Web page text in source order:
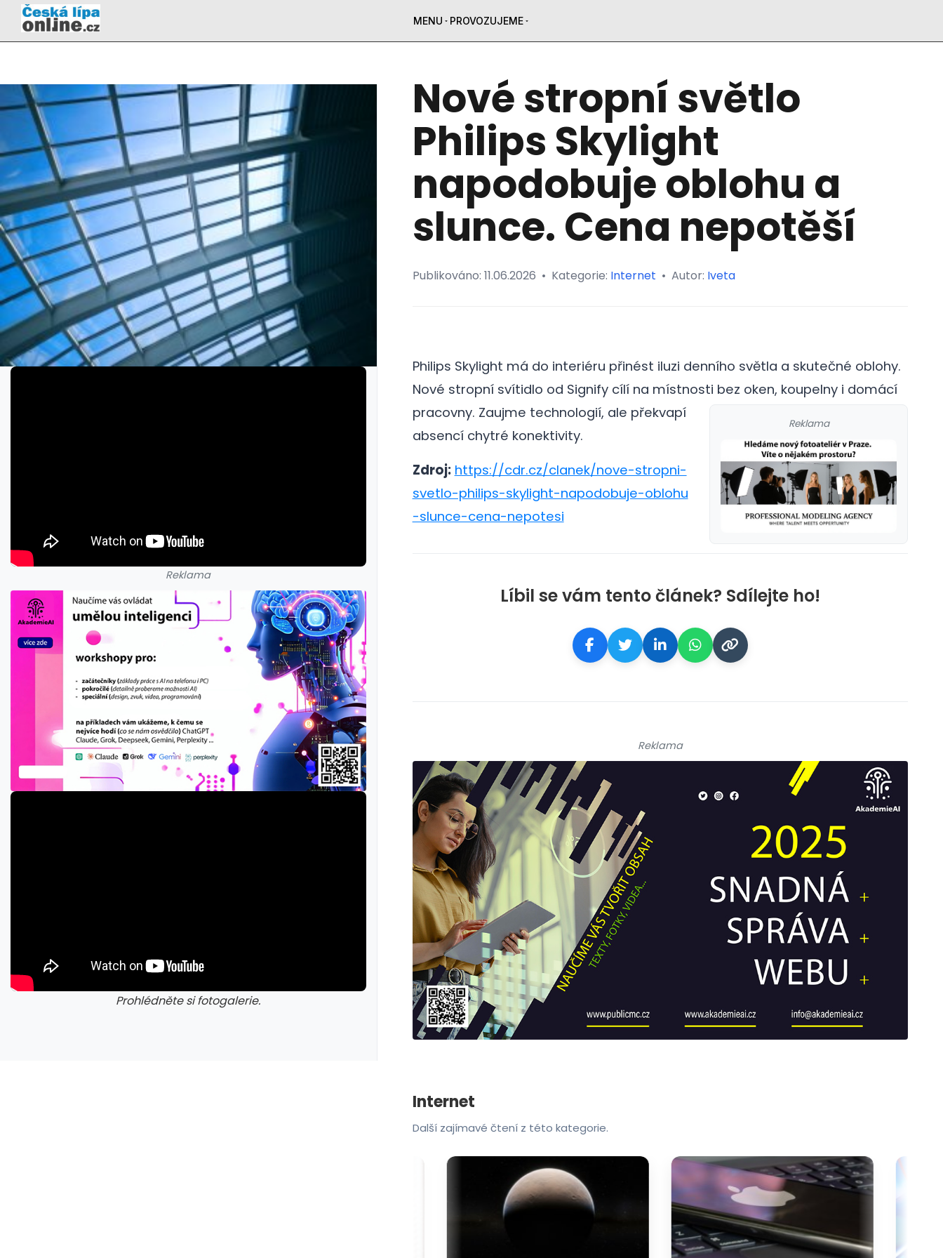
MENU PROVOZUJEME
Reklama
Prohlédněte si fotogalerie.
galerie: cviky galerie: cviky
Nové stropní světlo
Philips Skylight
napodobuje oblohu a
slunce. Cena nepotěší
Publikováno: 11.06.2026 • Kategorie: Internet • Autor: Iveta
Philips Skylight má do interiéru přinést iluzi denního světla a skutečné oblohy.
Nové stropní svítidlo od Signify cílí na místnosti bez oken, koupelny i domácí
pracovny.
Reklama
Zaujme technologií, ale překvapí
absencí chytré konektivity.
Zdroj: https://cdr.cz/clanek/nove-stropni-
svetlo-philips-skylight-napodobuje-oblohu
-slunce-cena-nepotesi
Líbil se vám tento článek? Sdílejte ho!
Reklama
Internet
Další zajímavé čtení z této kategorie.